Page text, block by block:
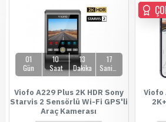
01
Gün
10
Saat
13
Dakika
17
Viofo A229 Plus 2K HDR Sony
Starvis 2 Sensörlü Wi-Fi GPS'li
Araç Kamerası
Viofo